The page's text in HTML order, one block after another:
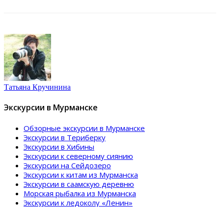
Татьяна Кручинина
Экскурсии в Мурманске
Обзорные экскурсии в Мурманске
Экскурсии в Териберку
Экскурсии в Хибины
Экскурсии к северному сиянию
Экскурсии на Сейдозеро
Экскурсии к китам из Мурманска
Экскурсии в саамскую деревню
Морская рыбалка из Мурманска
Экскурсии к ледоколу «Ленин»